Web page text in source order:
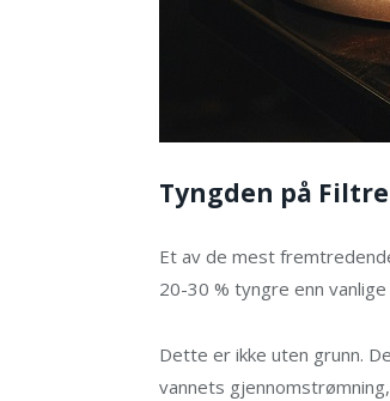
Tyngden på
Et av de mest
20-30 % tyngre enn
Dette er ikke uten grunn.
vannets